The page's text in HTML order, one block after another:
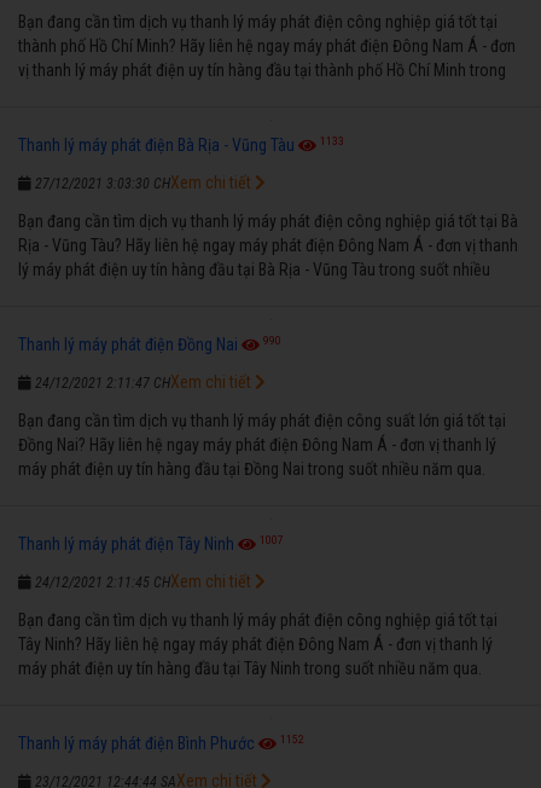
Bạn đang cần tìm dịch vụ thanh lý máy phát điện công nghiệp giá tốt tại
thành phố Hồ Chí Minh? Hãy liên hệ ngay máy phát điện Đông Nam Á - đơn
vị thanh lý máy phát điện uy tín hàng đầu tại thành phố Hồ Chí Minh trong
Thanh lý máy phát điện Bà Rịa - Vũng Tàu 1133
27/12/2021 3:03:30 CH
Bạn đang cần tìm dịch vụ thanh lý máy phát điện công nghiệp giá tốt tại Bà
Rịa - Vũng Tàu? Hãy liên hệ ngay máy phát điện Đông Nam Á - đơn vị thanh
lý máy phát điện uy tín hàng đầu tại Bà Rịa - Vũng Tàu trong suốt nhiều
Xem chi tiết
Thanh lý máy phát điện Đồng Nai 990
24/12/2021 2:11:47 CH
Bạn đang cần tìm dịch vụ thanh lý máy phát điện công suất lớn giá tốt tại
Đồng Nai? Hãy liên hệ ngay máy phát điện Đông Nam Á - đơn vị thanh lý
máy phát điện uy tín hàng đầu tại Đồng Nai trong suốt nhiều năm qua.
Xem chi tiết
Thanh lý máy phát điện Tây Ninh 1007
24/12/2021 2:11:45 CH
Bạn đang cần tìm dịch vụ thanh lý máy phát điện công nghiệp giá tốt tại
Tây Ninh? Hãy liên hệ ngay máy phát điện Đông Nam Á - đơn vị thanh lý
máy phát điện uy tín hàng đầu tại Tây Ninh trong suốt nhiều năm qua.
Xem chi tiết
Thanh lý máy phát điện Bình Phước 1152
23/12/2021 12:44:44 SAXem chi tiết